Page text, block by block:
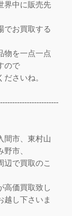
界中に販売先
でお買取する
物を一点一点
ので
さいね。
間市、東村山
市、
辺で買取のこ
高価買取致し
越し下さいま